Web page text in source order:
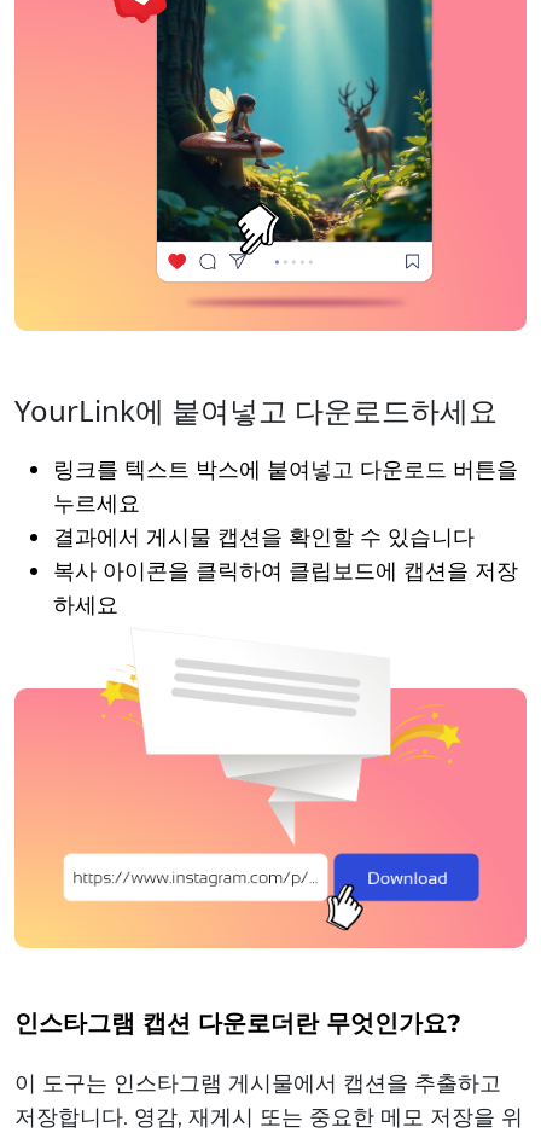
YourLink에 붙여넣고 다운로드하세요
링크를 텍스트 박스에 붙여넣고 다운로드 버튼을
누르세요
결과에서 게시물 캡션을 확인할 수 있습니다
복사 아이콘을 클릭하여 클립보드에 캡션을 저장
하세요
인스타그램 캡션 다운로더란 무엇인가요?
이 도구는 인스타그램 게시물에서 캡션을 추출하고
저장합니다. 영감, 재게시 또는 중요한 메모 저장을 위